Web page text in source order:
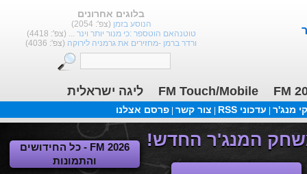
בלוגים אחרונים
הנוסע בזמן (צפ': 2054)
טוטנהאם הוטספר :כי מנור יותר וינר ... (צפ': 4418)
ורדר ברמן -מחזירים את גרמניה לירוקה (צפ': 4036)
FM
FM Touch/Mobile ליגה ישראלית
מנג'ר עדכוני RSS צור קשר פרסם אצלנו
FM 2026 - כל החידושים
והתמונות